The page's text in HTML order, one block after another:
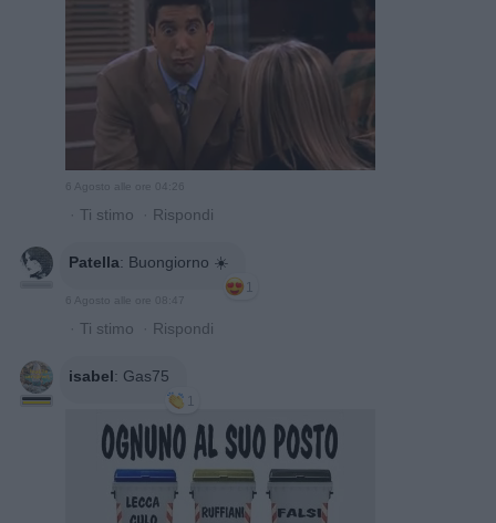
6 Agosto alle ore 04:26
· Ti stimo · Rispondi
Patella: Buongiorno ☀️
1
6 Agosto alle ore 08:47
· Ti stimo · Rispondi
isabel: Gas75
1